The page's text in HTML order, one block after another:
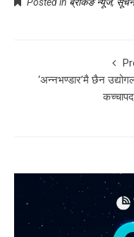
‘अन्नभण्डार’मै छैन